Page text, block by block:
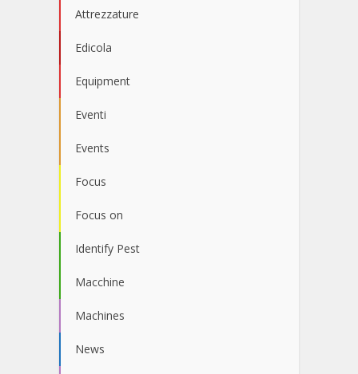
Attrezzature
Edicola
Equipment
Eventi
Events
Focus
Focus on
Identify Pest
Macchine
Machines
News